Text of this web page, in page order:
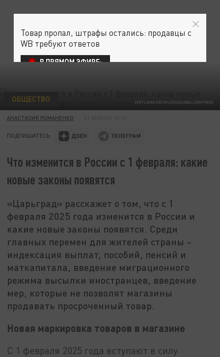
SVETLANA VOZMILOVA/GLOBALLOOKPRESS
ОБЩЕСТВО
АНАСТАСИЯ РОМАНЕНКО
ПОДПИШИТЕСЬ:
Что изменится в России с 1 февраля: какие
новые законы появятся
«Царьград» расскажет о том, что с 1
февраля 2025 года изменится в России и
какие новые законы появятся. Среди
главных перемен для жителей страны –
индексация выплат, пособий, пенсий и
маткапитала, введение миграционного
режима высылки иностранцев, введение
мер, которые не позволят магазины
продавать просроченный товар.
Новая маркировка товаров в магазине
С 1 февраля 2025 года вступают в силу
Товар пропал, штрафы остались: продавцы с
WB требуют ответов
В ПРЯМОМ ЭФИРЕ: